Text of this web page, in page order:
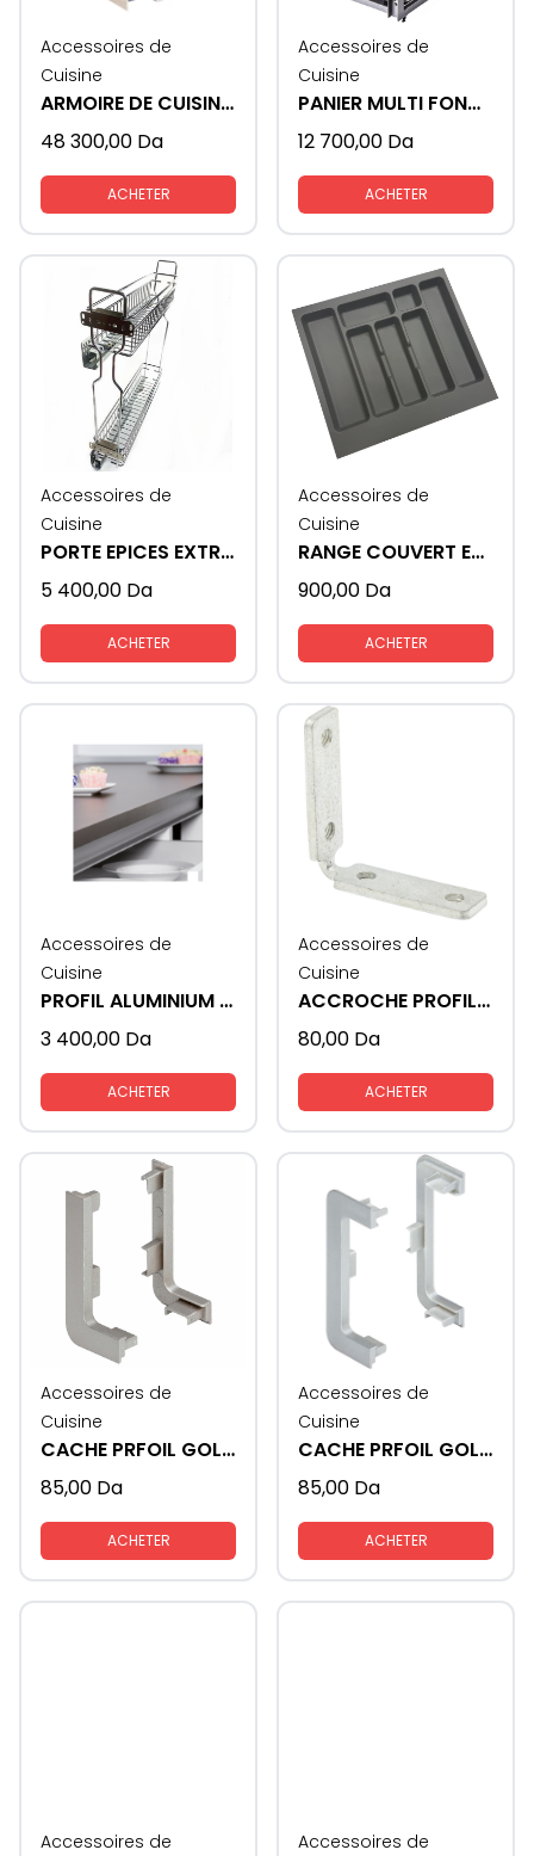
Accessoires de
Cuisine
ARMOIRE DE CUISINE COULISSANTE CABINET 60 CM
48 300,00 Da
ACHETER
Accessoires de
Cuisine
PANIER MULTI FONCTION
12 700,00 Da
ACHETER
Accessoires de
Cuisine
PORTE EPICES EXTRACTIBLE
5 400,00 Da
ACHETER
Accessoires de
Cuisine
RANGE COUVERT EN PLASTIQUE
900,00 Da
ACHETER
Accessoires de
Cuisine
PROFIL ALUMINIUM GOLA - L
3 400,00 Da
ACHETER
Accessoires de
Cuisine
ACCROCHE PROFIL GOLA
80,00 Da
ACHETER
Accessoires de
Cuisine
CACHE PRFOIL GOLA FORMAT - L
85,00 Da
ACHETER
Accessoires de
Cuisine
CACHE PRFOIL GOLA FORMAT - U
85,00 Da
ACHETER
Accessoires de
Accessoires de